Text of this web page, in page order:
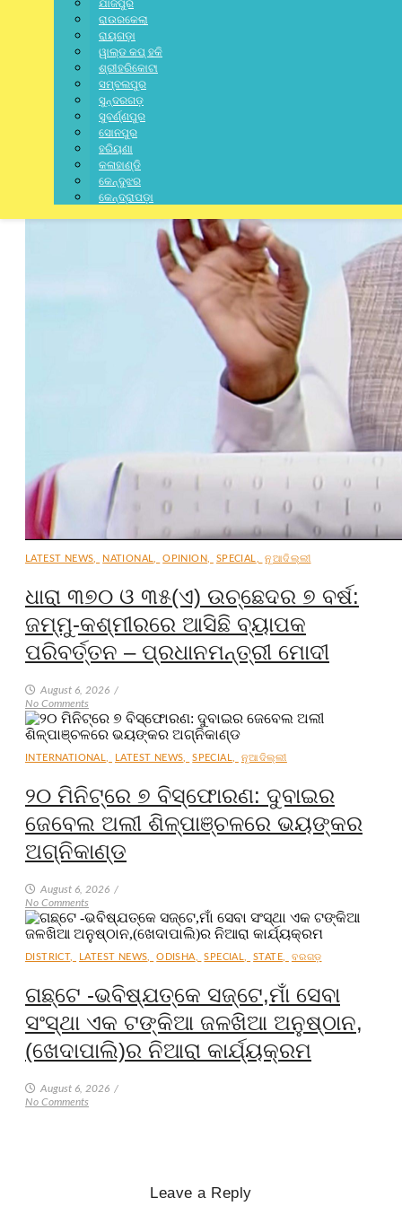
ଯାଜପୁର
ରାଉରକେଲା
ରାୟଗଡ଼ା
ୱାଲ୍ଡ କପ୍ ହକି
ଶ୍ରୀହରିକୋଟା
ସମ୍ବଲପୁର
ସୁନ୍ଦରଗଡ଼
ସୁବର୍ଣ୍ଣପୁର
ସୋନପୁର
ହରିୟଣା
କଳାହାଣ୍ଡି
କେନ୍ଦୁଝର
କେନ୍ଦ୍ରାପଡ଼ା
LATEST NEWS NATIONAL OPINION SPECIAL ନୂଆଦିଲ୍ଲୀ
ଧାରା ୩୭୦ ଓ ୩୫(ଏ) ଉଚ୍ଛେଦର ୭ ବର୍ଷ:
ଜମ୍ମୁ-କଶ୍ମୀରରେ ଆସିଛି ବ୍ୟାପକ
ପରିବର୍ତ୍ତନ – ପ୍ରଧାନମନ୍ତ୍ରୀ ମୋଦୀ
August 6, 2026 /
No Comments
INTERNATIONAL LATEST NEWS SPECIAL ନୂଆଦିଲ୍ଲୀ
୨୦ ମିନିଟ୍‌ରେ ୭ ବିସ୍ଫୋରଣ: ଦୁବାଇର
ଜେବେଲ ଅଲୀ ଶିଳ୍ପାଞ୍ଚଳରେ ଭୟଙ୍କର
ଅଗ୍ନିକାଣ୍ଡ
August 6, 2026 /
No Comments
DISTRICT, LATEST NEWS ODISHA SPECIAL STATE ବରଗଡ଼
ଗଛ୍‌ଟେ -ଭବିଷ୍ଯତ୍‌କେ ସଜ୍‌ଟେ,ମାଁ ସେବା
ସଂସ୍ଥା ଏକ ଟଙ୍କିଆ ଜଳଖିଆ ଅନୁଷ୍ଠାନ,
(ଖେଦାପାଲି)ର ନିଆରା କାର୍ଯ୍ୟକ୍ରମ
August 6, 2026 /
No Comments
Leave a Reply